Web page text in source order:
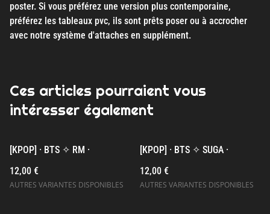
poster. Si vous préférez une version plus contemporaine,
préférez les tableaux pvc, ils sont prêts poser ou à accrocher
avec notre système d'attaches en supplément.
Ces articles pourraient vous
intéresser également
[KPOP] · BTS ✧ RM ·
12,00 €
AUTRES VARIANTES DISPONIBLES
[KPOP] · BTS ✧ SUGA ·
12,00 €
AUTRES VARIANTES DISPONIBLES